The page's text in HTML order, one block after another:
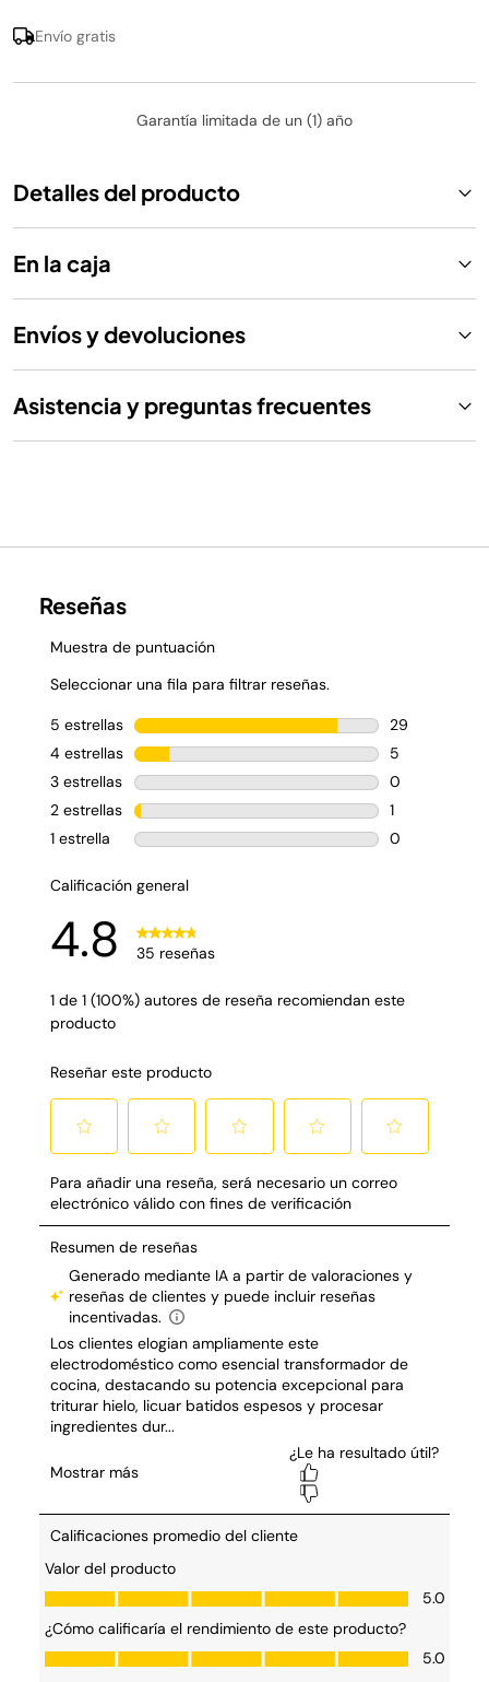
Envío gratis
Garantía limitada de un (1) año
Detalles del producto
En la caja
Envíos y devoluciones
Asistencia y preguntas frecuentes